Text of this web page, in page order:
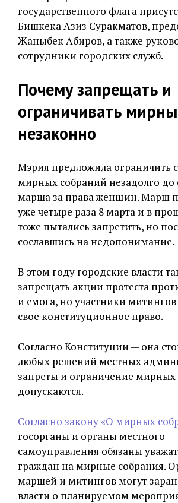
государственного флага
Бишкека Азиз Суракматов,
Жаныбек Абиров, а также
сотрудники городских служб.
Почему запрещать и
ограничивать
незаконно
Мэрия предложила ограничить
мирных собраний незадолго до
марша за права женщин. Марш
уже четыре раза 8 марта и в
тоже пытались запретить, но
сославшись на недопонимание.
В этом году городские власти
запрещать акции протеста
и смога, но участники
свое конституционное право.
Согласно Конституции — она
любых решений местных
запреты и ограничение мирных
допускаются.
Согласно закону «О мирных
госорганы и органы местного
самоуправления обязаны
граждан на мирные собрания.
маршей и митингов могут
власти о планируемом